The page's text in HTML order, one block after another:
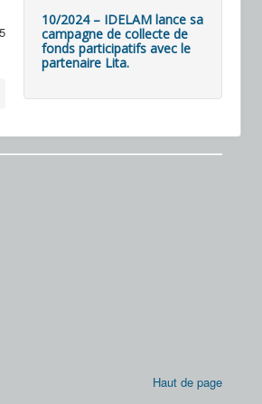
10/2024 – IDELAM lance sa
campagne de collecte de
fonds participatifs avec le
partenaire Lita.
Haut de page